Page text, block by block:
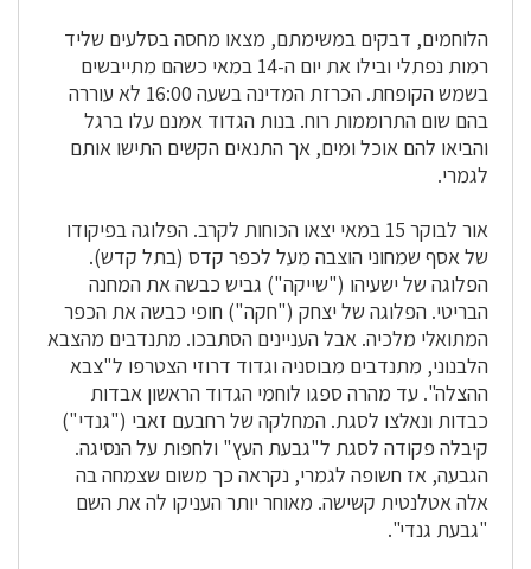
הלוחמים, דבקים במשימתם, מצאו מחסה בסלעים שליד
רמות נפתלי ובילו את יום ה-14 במאי כשהם מתייבשים
בשמש הקופחת. הכרזת המדינה בשעה 16:00 לא עוררה
בהם שום התרוממות רוח. בנות הגדוד אמנם עלו ברגל
והביאו להם אוכל ומים, אך התנאים הקשים התישו אותם
לגמרי.
אור לבוקר 15 במאי יצאו הכוחות לקרב. הפלוגה בפיקודו
של אסף שמחוני הוצבה מעל לכפר קדס (בתל קדש).
הפלוגה של ישעיהו ("שייקה") גביש כבשה את המחנה
הבריטי. הפלוגה של יצחק ("חקה") חופי כבשה את הכפר
המתואלי מלכיה. אבל העניינים הסתבכו. מתנדבים מהצבא
הלבנוני, מתנדבים מבוסניה וגדוד דרוזי הצטרפו ל"צבא
ההצלה". עד מהרה ספגו לוחמי הגדוד הראשון אבדות
כבדות ונאלצו לסגת. המחלקה של רחבעם זאבי ("גנדי")
קיבלה פקודה לסגת ל"גבעת העץ" ולחפות על הנסיגה.
הגבעה, אז חשופה לגמרי, נקראה כך משום שצמחה בה
אלה אטלנטית קשישה. מאוחר יותר העניקו לה את השם
"גבעת גנדי".